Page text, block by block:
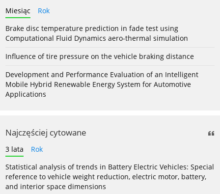
Miesiąc
Rok
Brake disc temperature prediction in fade test using
Computational Fluid Dynamics aero-thermal simulation
Influence of tire pressure on the vehicle braking distance
Development and Performance Evaluation of an Intelligent
Mobile Hybrid Renewable Energy System for Automotive
Applications
Najczęściej cytowane
3 lata
Rok
Statistical analysis of trends in Battery Electric Vehicles: Special
reference to vehicle weight reduction, electric motor, battery,
and interior space dimensions